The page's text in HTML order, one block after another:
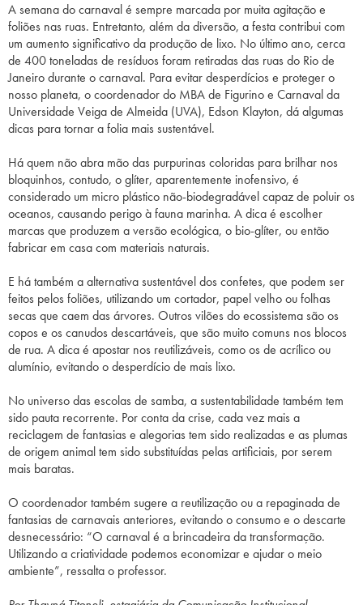
A semana do carnaval é sempre marcada por muita agitação e
foliões nas ruas. Entretanto, além da diversão, a festa contribui com
um aumento significativo da produção de lixo. No último ano, cerca
de 400 toneladas de resíduos foram retiradas das ruas do Rio de
Janeiro durante o carnaval. Para evitar desperdícios e proteger o
nosso planeta, o coordenador do MBA de Figurino e Carnaval da
Universidade Veiga de Almeida (UVA), Edson Klayton, dá algumas
dicas para tornar a folia mais sustentável.
Há quem não abra mão das purpurinas coloridas para brilhar nos
bloquinhos, contudo, o glíter, aparentemente inofensivo, é
considerado um micro plástico não-biodegradável capaz de poluir os
oceanos, causando perigo à fauna marinha. A dica é escolher
marcas que produzem a versão ecológica, o bio-glíter, ou então
fabricar em casa com materiais naturais.
E há também a alternativa sustentável dos confetes, que podem ser
feitos pelos foliões, utilizando um cortador, papel velho ou folhas
secas que caem das árvores. Outros vilões do ecossistema são os
copos e os canudos descartáveis, que são muito comuns nos blocos
de rua. A dica é apostar nos reutilizáveis, como os de acrílico ou
alumínio, evitando o desperdício de mais lixo.
No universo das escolas de samba, a sustentabilidade também tem
sido pauta recorrente. Por conta da crise, cada vez mais a
reciclagem de fantasias e alegorias tem sido realizadas e as plumas
de origem animal tem sido substituídas pelas artificiais, por serem
mais baratas.
O coordenador também sugere a reutilização ou a repaginada de
fantasias de carnavais anteriores, evitando o consumo e o descarte
desnecessário: “O carnaval é a brincadeira da transformação.
Utilizando a criatividade podemos economizar e ajudar o meio
ambiente”, ressalta o professor.